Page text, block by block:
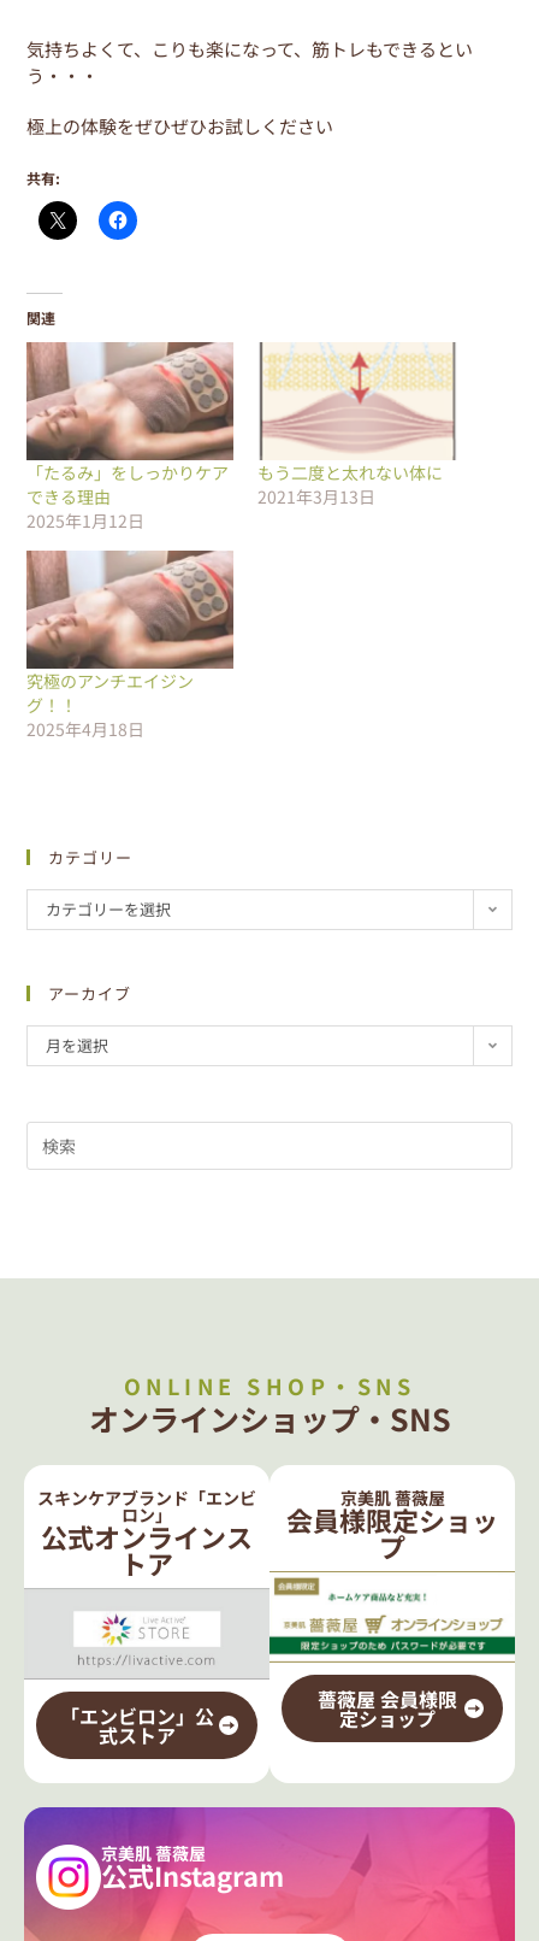
気持ちよくて、こりも楽になって、筋トレもできるとい
う・・・
極上の体験をぜひぜひお試しください
共有:
関連
「たるみ」をしっかりケア
できる理由
2025年1月12日
もう二度と太れない体に
2021年3月13日
究極のアンチエイジン
グ！！
2025年4月18日
カテゴリー
カテゴリーを選択
アーカイブ
月を選択
ONLINE SHOP・SNS
オンラインショップ・SNS
スキンケアブランド「エンビ
ロン」
公式オンラインス
トア
「エンビロン」公
式ストア
京美肌 薔薇屋
会員様限定ショッ
プ
薔薇屋 会員様限
定ショップ
京美肌 薔薇屋
公式Instagram